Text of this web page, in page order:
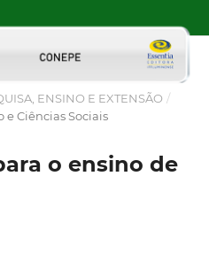
ENSINO E EXTENSÃO /
e Ciências Sociais
o ensino de